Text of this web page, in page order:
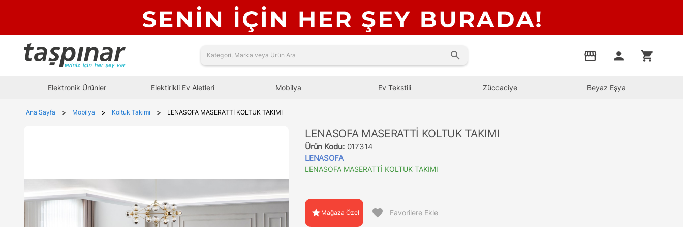
search storefront person shopping_cart
Elektronik Ürünler Elektirikli Ev Aletleri Mobilya Ev Tekstili Züccaciye Beyaz Eşya
Ana Sayfa > Mobilya > Koltuk Takımı > LENASOFA MASERATTİ KOLTUK TAKIMI
LENASOFA MASERATTİ KOLTUK TAKIMI
Ürün Kodu: 017314
LENASOFA
LENASOFA MASERATTİ KOLTUK TAKIMI
star Mağaza Özel favorite Favorilere Ekle